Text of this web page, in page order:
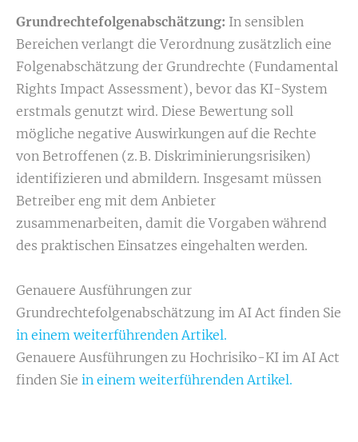
Grundrechtefolgenabschätzung: In sensiblen
Bereichen verlangt die Verordnung zusätzlich eine
Folgenabschätzung der Grundrechte (Fundamental
Rights Impact Assessment), bevor das KI-System
erstmals genutzt wird. Diese Bewertung soll
mögliche negative Auswirkungen auf die Rechte
von Betroffenen (z. B. Diskriminierungsrisiken)
identifizieren und abmildern. Insgesamt müssen
Betreiber eng mit dem Anbieter
zusammenarbeiten, damit die Vorgaben während
des praktischen Einsatzes eingehalten werden.
Genauere Ausführungen zur
Grundrechtefolgenabschätzung im AI Act finden Sie
in einem weiterführenden Artikel.
Genauere Ausführungen zu Hochrisiko-KI im AI Act
finden Sie in einem weiterführenden Artikel.